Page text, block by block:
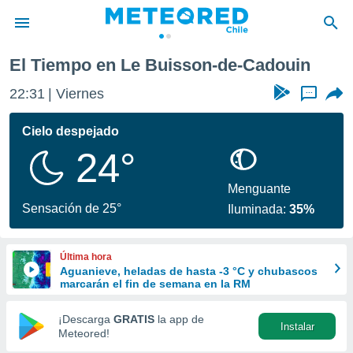
de
por
se
calidad.
a este
las
y
forma
digital
basada
El Tiempo en Le Buisson-de-Cadouin
22:31 Viernes ...
Cielo despejado
24°
Sensación de 25°
Menguante
Iluminada:35%
Última hora
Aguanieve, heladas de hasta -3 °C y chubascos
marcarán el fin de semana en la RM
¡Descarga GRATIS la app de
Meteored!
Instalar